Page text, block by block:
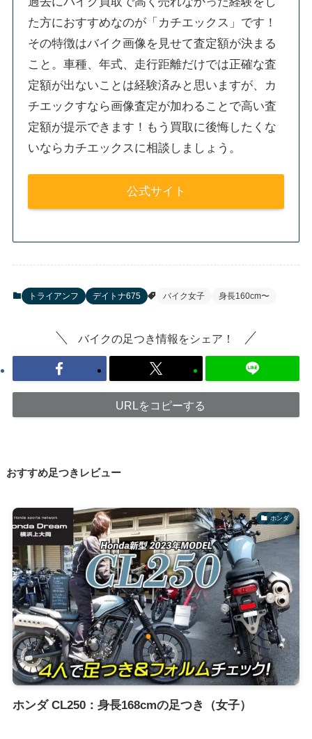
た方におすすめなのが「カチエックス」です！
その特徴はバイク画像を見せて査定額が決まる
こと。車種、年式、走行距離だけでは正確な査
定額が出ないことは経験済みと思いますが、カ
チエックすなら画像査定が加わることで高い査
定額が提示できます！もう買取に後悔したくな
いならカチエックスに相談しましょう。
公式サイト
トライアンフ デイトナ675 バイク女子 身長160cm〜
バイクの足つき情報をシェア！
URLをコピーする
おすすめ足つきレビュー
ホンダ
ホンダ CL250：身長168cmの足つき（女子）